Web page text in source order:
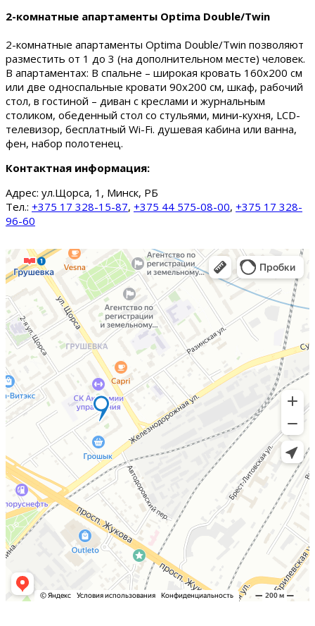
2-комнатные апартаменты Optima Double/Twin
2-комнатные апартаменты Optima Double/Twin позволяют
разместить от 1 до 3 (на дополнительном месте) человек.
В апартаментах: В спальне – широкая кровать 160х200 см
или две односпальные кровати 90х200 см, шкаф, рабочий
стол, в гостиной – диван с креслами и журнальным
столиком, обеденный стол со стульями, мини-кухня, LCD-
телевизор, бесплатный Wi-Fi. душевая кабина или ванна,
фен, набор полотенец.
Контактная информация:
Адрес: ул.Щорса, 1, Минск, РБ
Тел.: +375 17 328-15-87, +375 44 575-08-00, +375 17 328-
96-60